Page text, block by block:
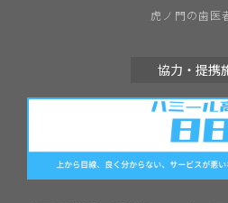
虎ノ門の歯医
協力・提携